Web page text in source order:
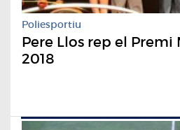
Poliesportiu
Pere Llos rep el
2018